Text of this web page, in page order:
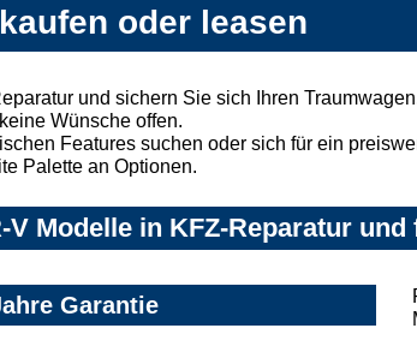
oder leasen
und sichern Sie sich Ihren
Wünsche offen.
Features suchen oder sich für ein
Palette an Optionen.
Modelle in KFZ-Reparatur
Garantie